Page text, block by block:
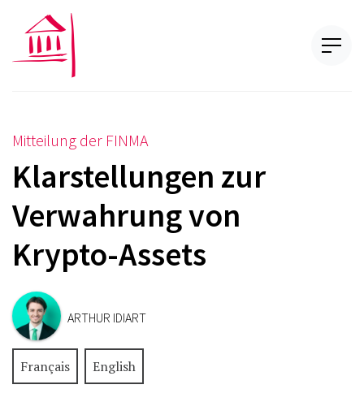
Mitteilung der FINMA
Klarstellungen zur
Verwahrung von
Krypto-Assets
ARTHUR IDIART
Français English